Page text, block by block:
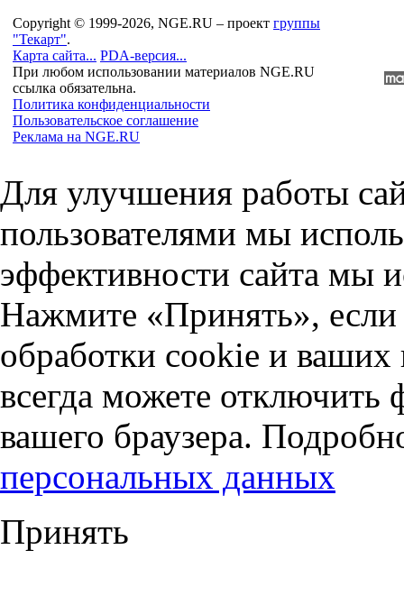
Copyright © 1999-2026, NGE.RU – проект группы
"Текарт".
Карта сайта... PDA-версия...
При любом использовании материалов NGE.RU
ссылка обязательна.
Политика конфиденциальности
Пользовательское соглашение
Реклама на NGE.RU
Для улучшения работы
пользователями мы
эффективности сайта мы
Нажмите «Принять», если
обработки cookie и
всегда можете отключить
вашего браузера.
персональных данных
Принять